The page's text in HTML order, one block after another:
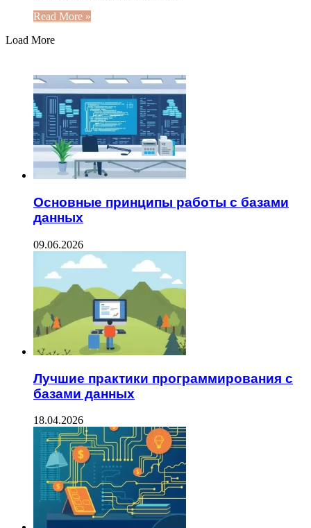
Read More »
Load More
Основные принципы работы с базами
данных
09.06.2026
Лучшие практики программирования с
базами данных
18.04.2026